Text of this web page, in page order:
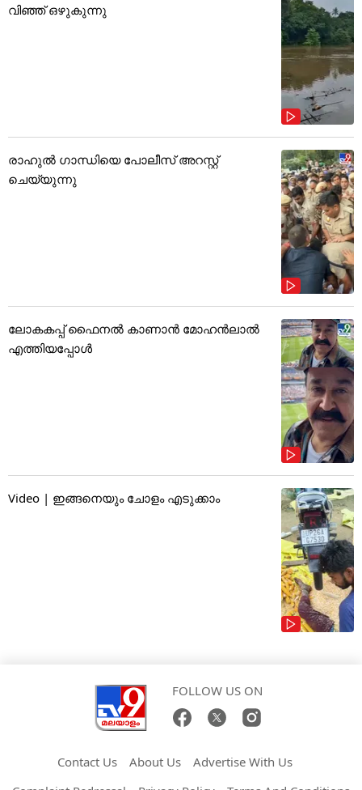
വിഞ്ഞ് ഒഴുകുന്നു
രാഹുൽ ഗാന്ധിയെ പോലീസ് അറസ്റ്റ്
ചെയ്യുന്നു
ലോകകപ്പ് ഫൈനൽ കാണാൻ മോഹൻലാൽ
എത്തിയപ്പോൾ
Video | ഇങ്ങനെയും ചോളം എടുക്കാം
FOLLOW US ON
Contact Us About Us
Advertise With Us